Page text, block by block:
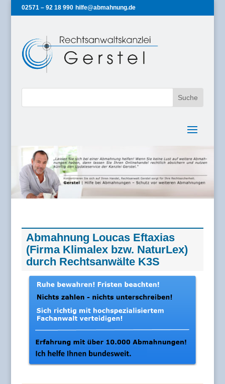
02571 – 92 18 990 hilfe@abmahnung.de
Abmahnung Loucas Eftaxias
(Firma Klimalex bzw. NaturLex)
durch Rechtsanwälte K3S